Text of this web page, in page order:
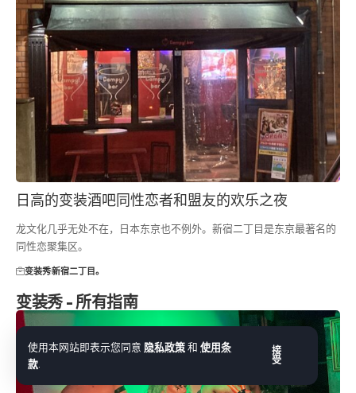
使用本网站即表示您同意 隐私政策和 使用条
款
接
受
日高的变装酒吧同性恋者和盟友的欢乐之夜
龙文化几乎无处不在，日本东京也不例外。新宿二丁目是东京最著名的
同性恋聚集区。
变装秀新宿二丁目。
变装秀 - 所有指南